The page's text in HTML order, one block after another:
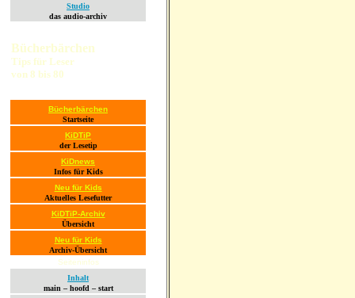
Studio
das audio-archiv
Bücherbärchen
Tips für Leser
von 8 bis 80
Bücherbärchen
Startseite
KiDTiP
der Lesetip
KiDnews
Infos für Kids
Neu für Kids
Aktuelles Lesefutter
KiDTiP-Archiv
Übersicht
Neu für Kids
Archiv-Übersicht
Seiteninfos
Inhalt
main – hoofd – start